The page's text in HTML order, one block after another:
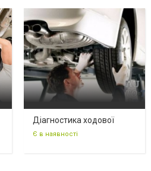
Діагностика ходової
Є в наявності